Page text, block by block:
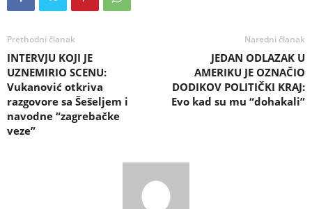
Prethodni članak
INTERVJU KOJI JE
UZNEMIRIO SCENU:
Vukanović otkriva
razgovore sa Šešeljem i
navodne “zagrebačke
veze”
Naredni članak
JEDAN ODLAZAK U
AMERIKU JE OZNAČIO
DODIKOV POLITIČKI KRAJ:
Evo kad su mu “dohakali”